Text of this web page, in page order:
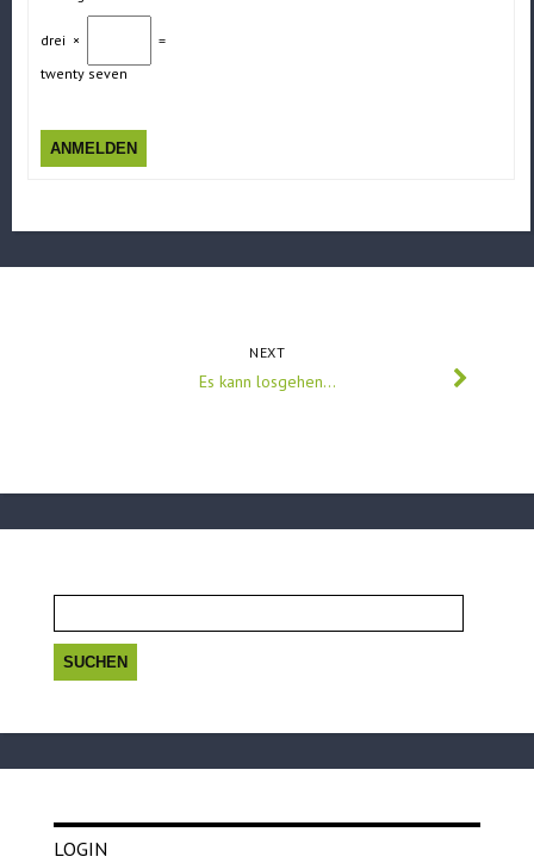
drei ×
=
twenty seven
ANMELDEN
NEXT
Es kann losgehen…
nach:
LOGIN